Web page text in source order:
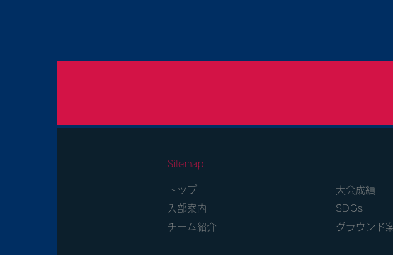
Sitemap
トップ
入部案内
チーム紹介
大会成績
SDGs
グラウンド